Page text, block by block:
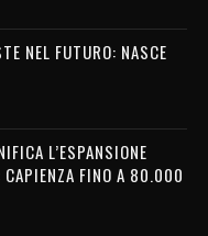
NEL FUTURO: NASCE
L’ESPANSIONE
CAPIENZA FINO A 80.000